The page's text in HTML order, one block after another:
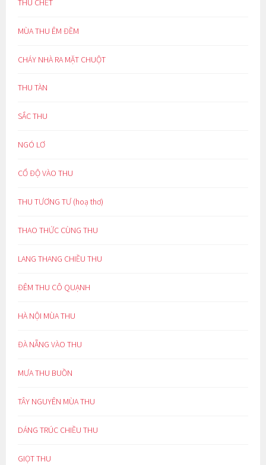
MÙA THU ÊM ĐỀM
CHÁY NHÀ RA MẶT CHUỘT
THU TÀN
SẮC THU
NGÓ LƠ
CỔ ĐỘ VÀO THU
THU TƯƠNG TƯ (hoạ thơ)
THAO THỨC CÙNG THU
LANG THANG CHIỀU THU
ĐÊM THU CÔ QUẠNH
HÀ NỘI MÙA THU
ĐÀ NẴNG VÀO THU
MƯA THU BUỒN
TÂY NGUYÊN MÙA THU
DÁNG TRÚC CHIỀU THU
GIỌT THU